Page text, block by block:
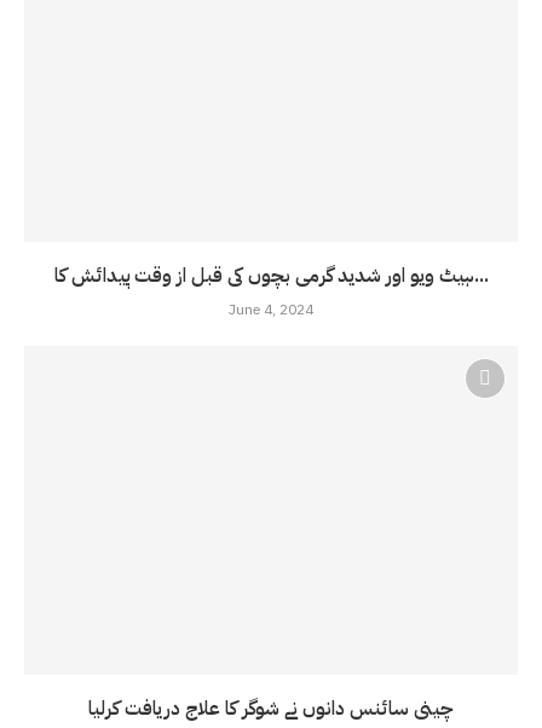
ہیٹ ویو اور شدید گرمی بچوں کی قبل از وقت پیدائش کا...
June 4, 2024
چینی سائنس دانوں نے شوگر کا علاج دریافت کرلیا